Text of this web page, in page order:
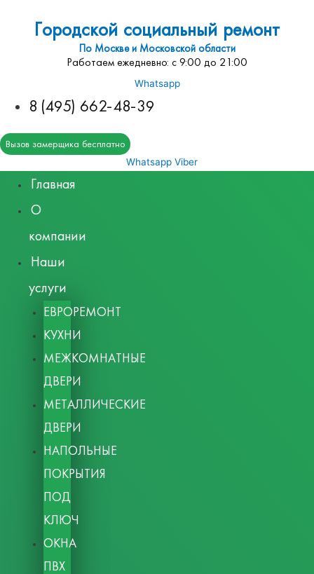
Городской социальный ремонт
По Москве и Московской области
Работаем ежедневно: с 9:00 до 21:00
Whatsapp
8 (495) 662-48-39
Вызов замерщика бесплатно
Whatsapp Viber
Главная
О
компании
Наши
услуги
ЕВРОРЕМОНТ
КУХНИ
МЕЖКОМНАТНЫЕ
ДВЕРИ
МЕТАЛЛИЧЕСКИЕ
ДВЕРИ
НАПОЛЬНЫЕ
ПОКРЫТИЯ
ПОД
КЛЮЧ
ОКНА
ПВХ